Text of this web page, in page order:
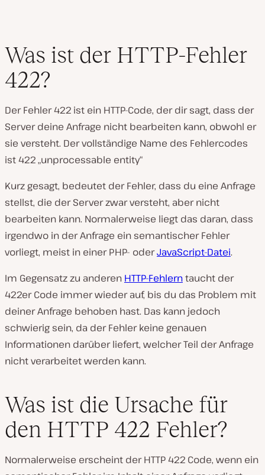
Was ist der HTTP-Fehler
422?
Der Fehler 422 ist ein HTTP-Code, der dir sagt, dass der
Server deine Anfrage nicht bearbeiten kann, obwohl er
sie versteht. Der vollständige Name des Fehlercodes
ist 422 „unprocessable entity“
Kurz gesagt, bedeutet der Fehler, dass du eine Anfrage
stellst, die der Server zwar versteht, aber nicht
bearbeiten kann. Normalerweise liegt das daran, dass
irgendwo in der Anfrage ein semantischer Fehler
vorliegt, meist in einer PHP- oderJavaScript-Datei.
Im Gegensatz zu anderen HTTP-Fehlerntaucht der
422er Code immer wieder auf, bis du das Problem mit
deiner Anfrage behoben hast. Das kann jedoch
schwierig sein, da der Fehler keine genauen
Informationen darüber liefert, welcher Teil der Anfrage
nicht verarbeitet werden kann.
Was ist die Ursache für
den HTTP 422 Fehler?
Normalerweise erscheint der HTTP 422 Code, wenn ein